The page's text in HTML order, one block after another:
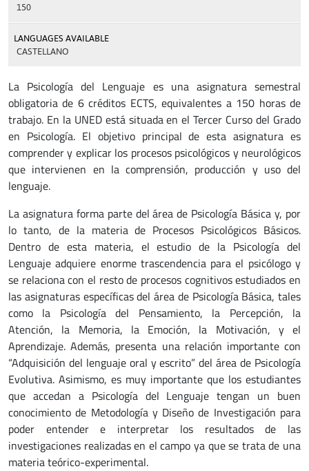
150
LANGUAGES AVAILABLE
CASTELLANO
La Psicología del Lenguaje es una asignatura semestral
obligatoria de 6 créditos ECTS, equivalentes a 150 horas de
trabajo. En la UNED está situada en el Tercer Curso del Grado
en Psicología. El objetivo principal de esta asignatura es
comprender y explicar los procesos psicológicos y neurológicos
que intervienen en la comprensión, producción y uso del
lenguaje.
La asignatura forma parte del área de Psicología Básica y, por
lo tanto, de la materia de Procesos Psicológicos Básicos.
Dentro de esta materia, el estudio de la Psicología del
Lenguaje adquiere enorme trascendencia para el psicólogo y
se relaciona con el resto de procesos cognitivos estudiados en
las asignaturas específicas del área de Psicología Básica, tales
como la Psicología del Pensamiento, la Percepción, la
Atención, la Memoria, la Emoción, la Motivación, y el
Aprendizaje. Además, presenta una relación importante con
“Adquisición del lenguaje oral y escrito” del área de Psicología
Evolutiva. Asimismo, es muy importante que los estudiantes
que accedan a Psicología del Lenguaje tengan un buen
conocimiento de Metodología y Diseño de Investigación para
poder entender e interpretar los resultados de las
investigaciones realizadas en el campo ya que se trata de una
materia teórico-experimental.